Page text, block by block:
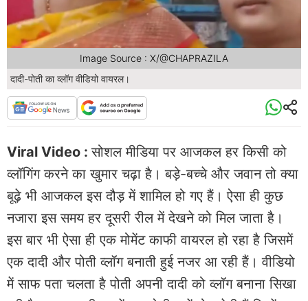
दादी-पोती का व्लॉग वीडियो वायरल।
Image Source : X/@CHAPRAZILA
Viral Video :सोशल मीडिया पर आजकल हर किसी को
व्लॉगिंग करने का खुमार चढ़ा है। बड़े-बच्चे और जवान तो क्या
बूढ़े भी आजकल इस दौड़ में शामिल हो गए हैं। ऐसा ही कुछ
नजारा इस समय हर दूसरी रील में देखने को मिल जाता है।
इस बार भी ऐसा ही एक मोमेंट काफी वायरल हो रहा है जिसमें
एक दादी और पोती व्लॉग बनाती हुई नजर आ रही हैं। वीडियो
में साफ पता चलता है पोती अपनी दादी को व्लॉग बनाना सिखा